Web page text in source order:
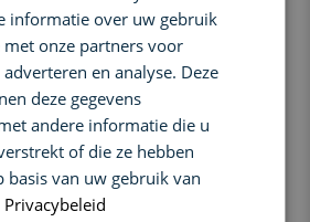
confortable lors des activités en
antioxydante issue du
aidant à protéger contre les
issu de la microalgue
aidant à protéger contre le stress
informatie over uw gebruik
met onze partners voor
en analyse. Deze
deze gegevens
andere informatie die u
of die ze hebben
basis van uw gebruik van
Privacybeleid